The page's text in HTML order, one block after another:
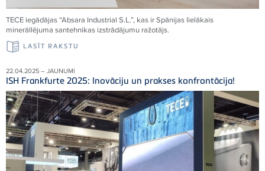
TECE iegādājas “Absara Industrial S.L.”, kas ir Spānijas lielākais
minerāllējuma santehnikas izstrādājumu ražotājs.
LASĪT RAKSTU
22.04.2025 – JAUNUMI
ISH Frankfurte 2025: Inovāciju un prakses konfrontācija!